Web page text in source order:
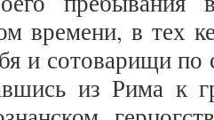
времени, в тех
и сотоварищи
из Рима к